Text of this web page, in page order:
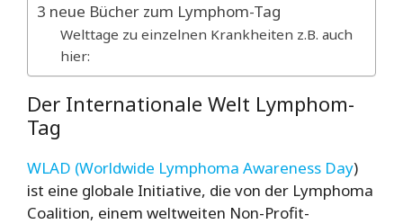
3 neue Bücher zum Lymphom-Tag
Welttage zu einzelnen Krankheiten z.B. auch
hier:
Der Internationale Welt Lymphom-
Tag
WLAD (Worldwide Lymphoma Awareness Day)
ist eine globale Initiative, die von der Lymphoma
Coalition, einem weltweiten Non-Profit-